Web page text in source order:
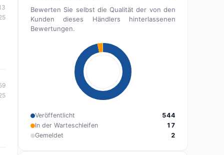
Bewerten Sie selbst die Qualität der von den
Kunden dieses Händlers hinterlassenen
Bewertungen.
Veröffentlicht
544
In der Warteschleifen
17
Gemeldet
2